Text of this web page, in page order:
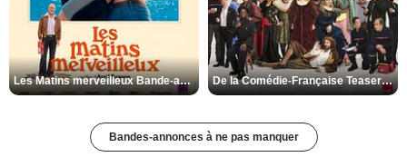
Les Matins merveilleux Bande-annonce VF De la Comédie-Française Teaser VF
Bandes-annonces à ne pas manquer